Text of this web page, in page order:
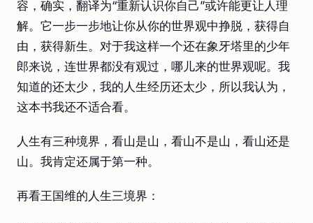
容，确实，翻译为“重新认识你自己”或许能更让人理
解。它一步一步地让你从你的世界观中挣脱，获得自
由，获得新生。对于我这样一个还在象牙塔里的少年
郎来说，连世界都没有观过，哪儿来的世界观呢。我
知道的还太少，我的人生经历还太少，所以我认为，
这本书我还不适合看。
人生有三种境界，看山是山，看山不是山，看山还是
山。我肯定还属于第一种。
再看王国维的人生三境界：